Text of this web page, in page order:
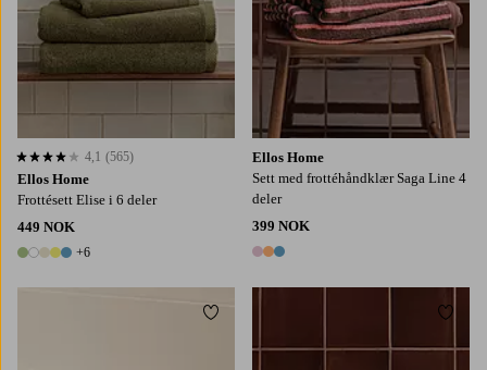
Ellos Home
Frottésett Elise i 6 deler
449 NOK
11 farger
+6
4,1 basert på 565 karaktergivninger
4,1 (565)
Ellos Home
Sett med frottéhåndklær Saga Line 4
deler
399 NOK
3 farger
Legg til favoritter